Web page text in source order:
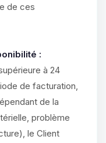
de ces
:
à 24
de facturation,
de la
problème
le Client